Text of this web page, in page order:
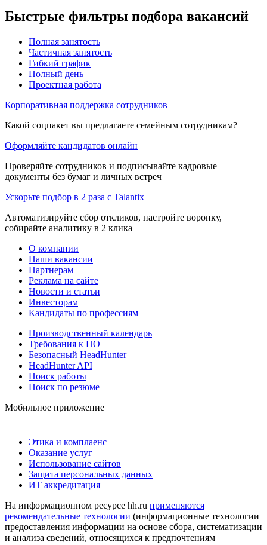
Быстрые фильтры подбора вакансий
Полная занятость
Частичная занятость
Гибкий график
Полный день
Проектная работа
Корпоративная поддержка сотрудников
Какой соцпакет вы предлагаете семейным сотрудникам?
Оформляйте кандидатов онлайн
Проверяйте сотрудников и подписывайте кадровые
документы без бумаг и личных встреч
Ускорьте подбор в 2 раза с Talantix
Автоматизируйте сбор откликов, настройте воронку,
собирайте аналитику в 2 клика
О компании
Наши вакансии
Партнерам
Реклама на сайте
Новости и статьи
Инвесторам
Кандидаты по профессиям
Производственный календарь
Требования к ПО
Безопасный HeadHunter
HeadHunter API
Поиск работы
Поиск по резюме
Мобильное приложение
Этика и комплаенс
Оказание услуг
Использование сайтов
Защита персональных данных
ИТ аккредитация
На информационном ресурсе hh.ru применяются
рекомендательные технологии (информационные технологии
предоставления информации на основе сбора, систематизации
и анализа сведений, относящихся к предпочтениям